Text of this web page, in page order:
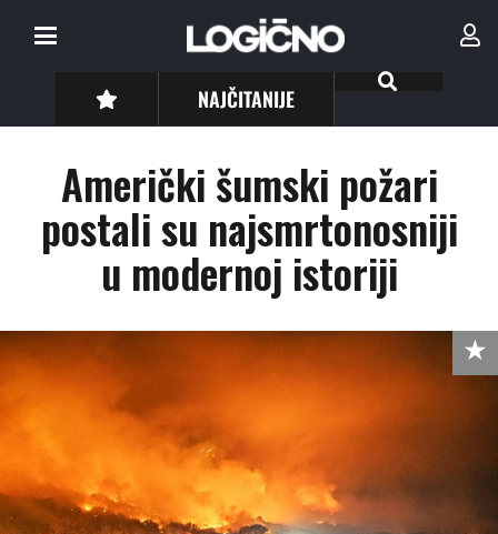
NAJČITANIJE
Američki šumski požari
postali su najsmrtonosniji
u modernoj istoriji